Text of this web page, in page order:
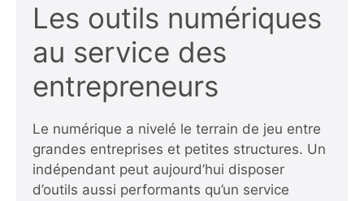
Les outils numériques
au service des
entrepreneurs
Le numérique a nivelé le terrain de jeu entre
grandes entreprises et petites structures. Un
indépendant peut aujourd’hui disposer
d’outils aussi performants qu’un service